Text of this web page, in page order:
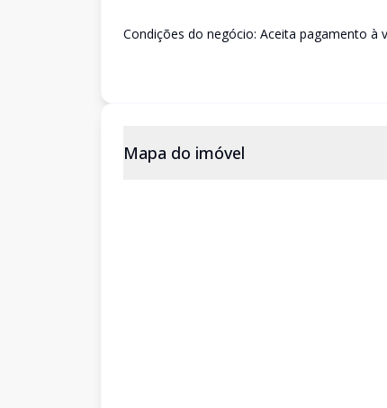
Condições do negócio: Aceita pagamento à
Mapa do imóvel